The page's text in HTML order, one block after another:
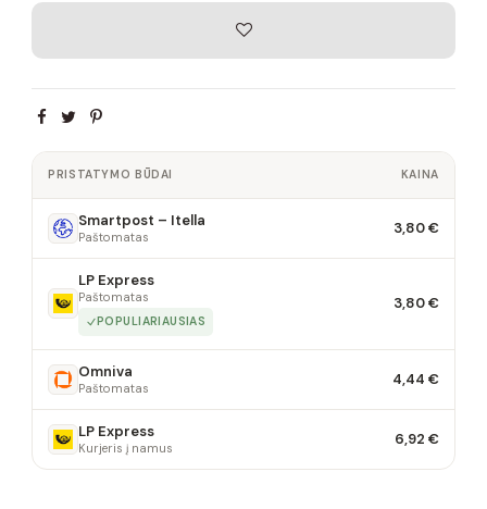
PRISTATYMO BŪDAI KAINA
Smartpost – Itella
Paštomatas 3,80 €
LP Express
Paštomatas
POPULIARIAUSIAS
3,80 €
Omniva
Paštomatas 4,44 €
LP Express
Kurjeris į namus 6,92 €